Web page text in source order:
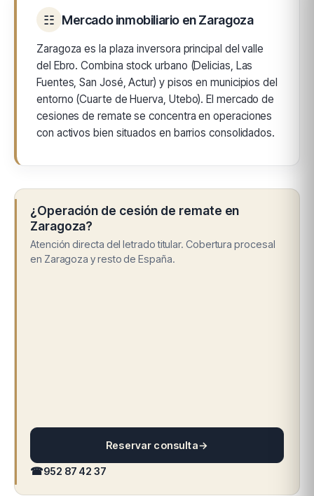
☷ Mercado inmobiliario en Zaragoza
Zaragoza es la plaza inversora principal del valle
del Ebro. Combina stock urbano (Delicias, Las
Fuentes, San José, Actur) y pisos en municipios del
entorno (Cuarte de Huerva, Utebo). El mercado de
cesiones de remate se concentra en operaciones
con activos bien situados en barrios consolidados.
¿Operación de cesión de remate en
Zaragoza?
Atención directa del letrado titular. Cobertura procesal
en Zaragoza y resto de España.
Reservar consulta→
☎952 87 42 37